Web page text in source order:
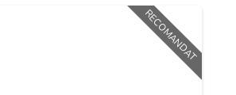
RECOMANDAT